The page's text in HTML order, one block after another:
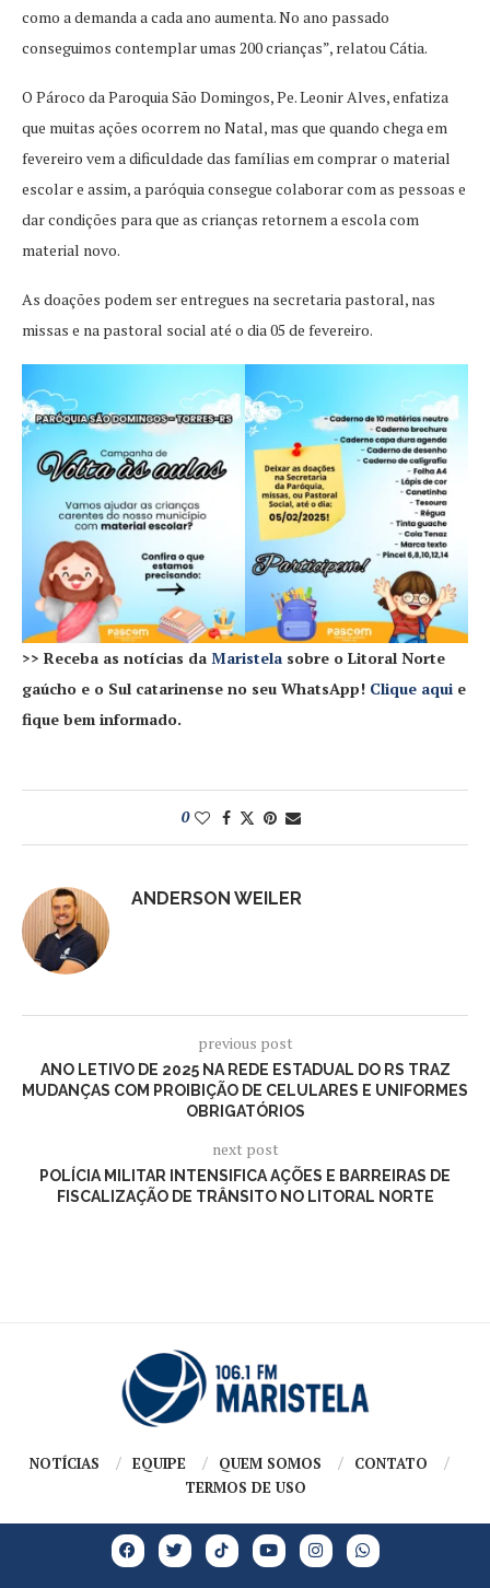
como a demanda a cada ano aumenta. No ano passado
conseguimos contemplar umas 200 crianças”, relatou Cátia.
O Pároco da Paroquia São Domingos, Pe. Leonir Alves, enfatiza
que muitas ações ocorrem no Natal, mas que quando chega em
fevereiro vem a dificuldade das famílias em comprar o material
escolar e assim, a paróquia consegue colaborar com as pessoas e
dar condições para que as crianças retornem a escola com
material novo.
As doações podem ser entregues na secretaria pastoral, nas
missas e na pastoral social até o dia 05 de fevereiro.
>> Receba as notícias da Maristela sobre o Litoral Norte
gaúcho e o Sul catarinense no seu WhatsApp! Clique aqui e
fique bem informado.
0
ANDERSON WEILER
previous post
ANO LETIVO DE 2025 NA REDE ESTADUAL DO RS TRAZ
MUDANÇAS COM PROIBIÇÃO DE CELULARES E UNIFORMES
OBRIGATÓRIOS
next post
POLÍCIA MILITAR INTENSIFICA AÇÕES E BARREIRAS DE
FISCALIZAÇÃO DE TRÂNSITO NO LITORAL NORTE
NOTÍCIAS EQUIPE QUEM SOMOS
CONTATO
TERMOS DE USO